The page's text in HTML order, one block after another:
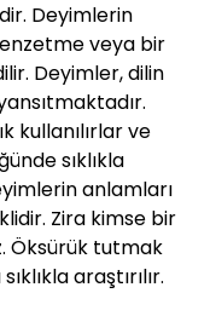
Deyimlerin
veya bir
Deyimler, dilin
kullanılırlar ve
sıklıkla
anlamları
Zira kimse bir
Öksürük tutmak
araştırılır.